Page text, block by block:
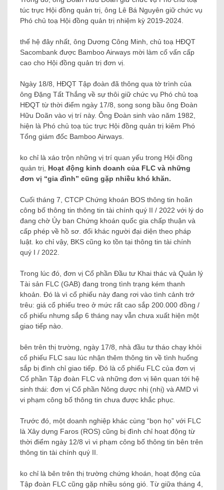
túc trực Hội đồng quản trị, ông Lê Bá Nguyên giữ chức vụ
Phó chủ toạ Hội đồng quản trị nhiệm kỳ 2019-2024.
thế hệ đây nhất, ông Dương Công Minh, chủ toạ HĐQT
Sacombank được Bamboo Airways mời làm cố vấn cấp
cao cho Hội đồng quản trị đơn vị.
Ngày 18/8, HĐQT Tập đoàn đã thông qua tờ trình của
ông Đặng Tất Thắng về sự thôi giữ chức vụ Phó chủ toạ
HĐQT từ thời điểm ngày 17/8, song song bầu ông Đoàn
Hữu Doãn vào vị trí này. Ông Đoàn sinh vào năm 1982,
hiện là Phó chủ toạ túc trực Hội đồng quản trị kiêm Phó
Tổng giám đốc Bamboo Airways.
ko chỉ là xáo trộn những vị trí quan yếu trong Hội đồng
quản trị, Hoạt động kinh doanh của FLC và những
đơn vị “gia đình” cũng gặp nhiều khó khăn.
Cuối tháng 7, CTCP Chứng khoán BOS thông tin hoãn
công bố thông tin thông tin tài chính quý II / 2022 với lý do
đang chờ Ủy ban Chứng khoán quốc gia chấp thuận và
cấp phép về hồ sơ. đổi khác người đại diện theo pháp
luật. ko chỉ vậy, BKS cũng ko tồn tại thông tin tài chính
quý I / 2022.
Trong lúc đó, đơn vị Cổ phần Đầu tư Khai thác và Quản lý
Tài sản FLC (GAB) đang trong tình trạng kém thanh
khoản. Đó là vì cổ phiếu này đang rơi vào tình cảnh trớ
trêu: giá cổ phiếu treo ở mức rất cao sắp 200.000 đồng /
cổ phiếu nhưng sắp 6 tháng nay vẫn chưa xuất hiện một
giao tiếp nào.
bên trên thị trường, ngày 17/8, nhà đầu tư tháo chạy khỏi
cổ phiếu FLC sau lúc nhận thêm thông tin về tình huống
sắp bị đình chỉ giao tiếp. Đó là cổ phiếu FLC của đơn vị
Cổ phần Tập đoàn FLC và những đơn vị liên quan tới hệ
sinh thái: đơn vị Cổ phần Nông dược nhị (nhị) và AMD vì
vi phạm công bố thông tin chưa được khắc phục.
Trước đó, một doanh nghiệp khác cùng “bọn họ” với FLC
là Xây dựng Faros (ROS) cũng bị đình chỉ hoạt động từ
thời điểm ngày 12/8 vì vi phạm công bố thông tin bên trên
thông tin tài chính quý II.
ko chỉ là bên trên thị trường chứng khoán, hoạt động của
Tập đoàn FLC cũng gặp nhiều sóng gió. Từ giữa tháng 4,